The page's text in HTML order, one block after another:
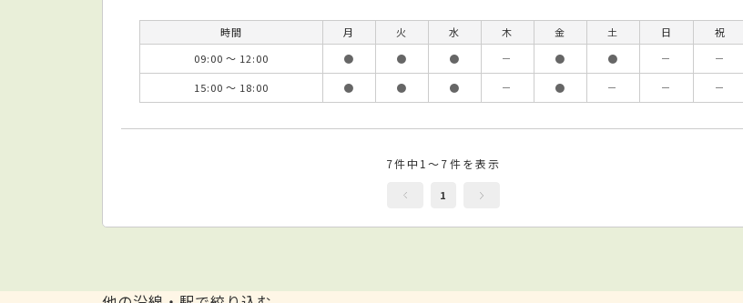
時間 月 火 水 木 金 土 日
祝
09:00 ～ 12:00
● ● ● － ● ● －
－
15:00 ～ 18:00
● ● ● － ● － － －
7件中1～7件を表示
1